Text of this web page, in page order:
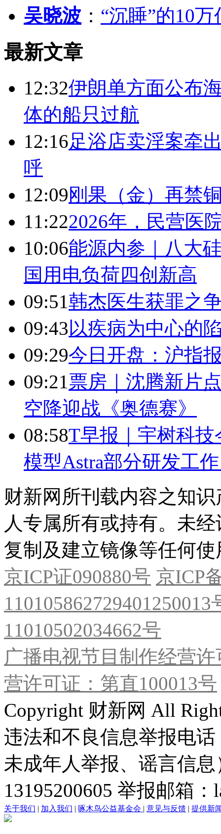
吴晓波 ： “沉睡”的10
最新文章
12:32伊朗单方面公布
体的船只过航
12:16足浴店卖淫案牵
呼
12:09刚果（金）再禁
11:222026年，民营医
10:06能源内参｜八大
国用电负荷四创新高
09:51韩杰医生获罪之
09:43以疾病为中心的
09:29今日开盘：沪指
09:21票房｜沈腾新片
空降迎战《奥德赛》
08:58T早报｜宇树科
模型Astra部分研发工
财新网所刊载内容之知
人专属所有或持有。未
复制及建立镜像等任何使
京ICP证090880号 京ICP
11010502034662号
广播电视节目制作经营
营许可证：第直100013号
Copyright 财新网 All
违法和不良信息举报电
未成年人举报、谣言信
13195200605 举报邮箱
关于我们 | 加入我们 | 啄木鸟公益基金会 | 意见与反馈 | 提供新